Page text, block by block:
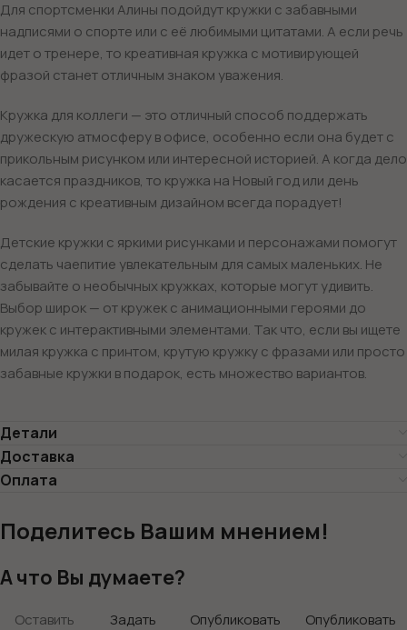
Для спортсменки Алины подойдут кружки с забавными
надписями о спорте или с её любимыми цитатами. А если речь
идет о тренере, то креативная кружка с мотивирующей
фразой станет отличным знаком уважения.
Кружка для коллеги — это отличный способ поддержать
дружескую атмосферу в офисе, особенно если она будет с
прикольным рисунком или интересной историей. А когда дело
касается праздников, то кружка на Новый год или день
рождения с креативным дизайном всегда порадует!
Детские кружки с яркими рисунками и персонажами помогут
сделать чаепитие увлекательным для самых маленьких. Не
забывайте о необычных кружках, которые могут удивить.
Выбор широк — от кружек с анимационными героями до
кружек с интерактивными элементами. Так что, если вы ищете
милая кружка с принтом, крутую кружку с фразами или просто
забавные кружки в подарок, есть множество вариантов.
Детали
Доставка
Оплата
Поделитесь Вашим мнением!
А что Вы думаете?
Оставить
Задать
Опубликовать
Опубликовать